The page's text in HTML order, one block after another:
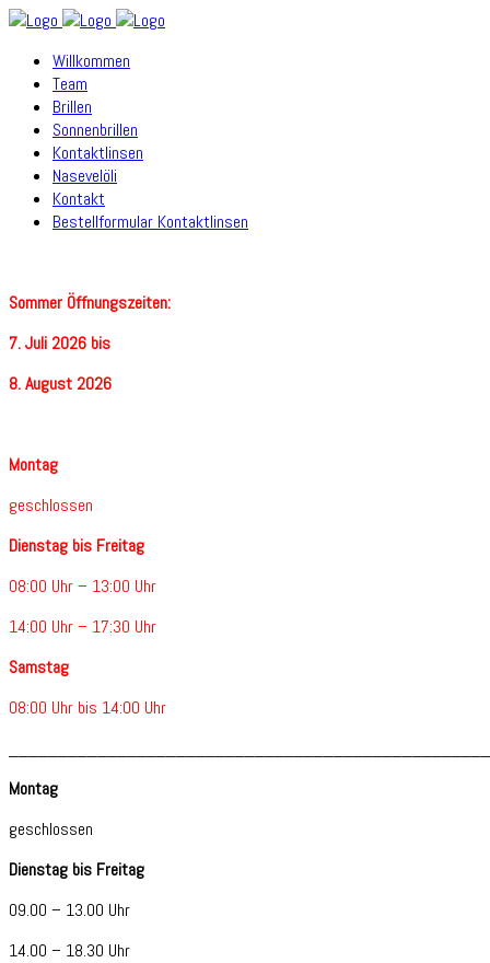
Willkommen
Team
Brillen
Sonnenbrillen
Kontaktlinsen
Nasevelöli
Kontakt
Bestellformular Kontaktlinsen
Sommer Öffnungszeiten:
7. Juli 2026 bis
8. August 2026
Montag
geschlossen
Dienstag bis Freitag
08:00 Uhr – 13:00 Uhr
14:00 Uhr – 17:30 Uhr
Samstag
08:00 Uhr bis 14:00 Uhr
Montag
geschlossen
Dienstag bis Freitag
09.00 – 13.00 Uhr
14.00 – 18.30 Uhr